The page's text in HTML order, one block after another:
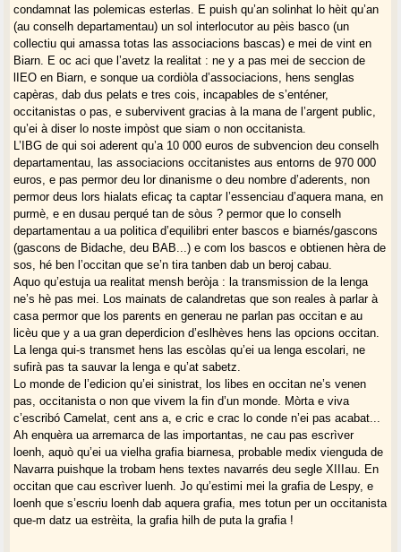
P. S. : Absence de la Gascogne dans les propositions de noms pour les
nov’régions de nos élites. Il est donc temps de réagir sur les points
précis que j’ai soulevés.
condamnat las polemicas esterlas. E puish qu’an solinhat lo hèit qu’an
(au conselh departamentau) un sol interlocutor au pèis basco (un
collectiu qui amassa totas las associacions bascas) e mei de vint en
Biarn. E oc aci que l’avetz la realitat : ne y a pas mei de seccion de
lIEO en Biarn, e sonque ua cordiòla d’associacions, hens senglas
capèras, dab dus pelats e tres cois, incapables de s’enténer,
occitanistas o pas, e subervivent gracias à la mana de l’argent public,
qu’ei à diser lo noste impòst que siam o non occitanista.
L’IBG de qui soi aderent qu’a 10 000 euros de subvencion deu conselh
departamentau, las associacions occitanistes aus entorns de 970 000
euros, e pas permor deu lor dinanisme o deu nombre d’aderents, non
permor deus lors hialats eficaç ta captar l’essenciau d’aquera mana, en
purmè, e en dusau perqué tan de sòus ? permor que lo conselh
departamentau a ua politica d’equilibri enter bascos e biarnés/gascons
(gascons de Bidache, deu BAB...) e com los bascos e obtienen hèra de
sos, hé ben l’occitan que se’n tira tanben dab un beroj cabau.
Aquo qu’estuja ua realitat mensh beròja : la transmission de la lenga
ne’s hè pas mei. Los mainats de calandretas que son reales à parlar à
casa permor que los parents en generau ne parlan pas occitan e au
licèu que y a ua gran deperdicion d’eslhèves hens las opcions occitan.
La lenga qui-s transmet hens las escòlas qu’ei ua lenga escolari, ne
sufirà pas ta sauvar la lenga e qu’at sabetz.
Lo monde de l’edicion qu’ei sinistrat, los libes en occitan ne’s venen
pas, occitanista o non que vivem la fin d’un monde. Mòrta e viva
c’escribó Camelat, cent ans a, e cric e crac lo conde n’ei pas acabat...
Ah enquèra ua arremarca de las importantas, ne cau pas escrìver
loenh, aquò qu’ei ua vielha grafia biarnesa, probable medix vienguda de
Navarra puishque la trobam hens textes navarrés deu segle XIIIau. En
occitan que cau escrìver luenh. Jo qu’estimi mei la grafia de Lespy, e
loenh que s’escriu loenh dab aquera grafia, mes totun per un occitanista
que-m datz ua estrèita, la grafia hilh de puta la grafia !